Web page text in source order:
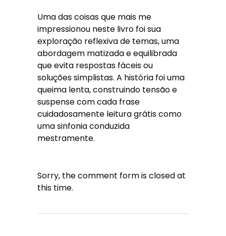
Uma das coisas que mais me
impressionou neste livro foi sua
exploração reflexiva de temas, uma
abordagem matizada e equilibrada
que evita respostas fáceis ou
soluções simplistas. A história foi uma
queima lenta, construindo tensão e
suspense com cada frase
cuidadosamente leitura grátis como
uma sinfonia conduzida
mestramente.
Sorry, the comment form is closed at
this time.